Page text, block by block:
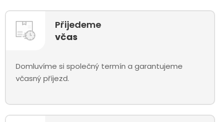
Přijedeme
včas
Domluvíme si společný termín a garantujeme
včasný příjezd.